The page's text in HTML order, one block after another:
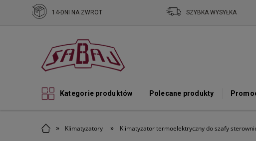
Kategorie produktów Polecane produkty
» Klimatyzatory » Klimatyzator termoelektryczny do szafy
14-DNI NA ZWROT SZYBKA WYSYŁKA